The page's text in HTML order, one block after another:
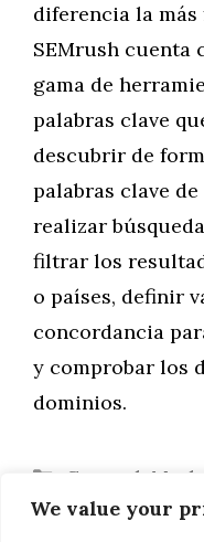
We value your
diferencia la
SEMrush cuenta
gama de
palabras clave
descubrir de
palabras clave
realizar
filtrar los
o países, definir
concordancia
y comprobar los
dominios.
Categorías
General
¿Cómo le